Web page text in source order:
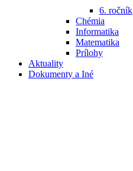
6. ročník
Chémia
Informatika
Matematika
Prílohy
Aktuality
Dokumenty a Iné